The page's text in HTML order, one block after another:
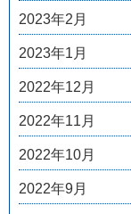
2023年2月
2023年1月
2022年12月
2022年11月
2022年10月
2022年9月